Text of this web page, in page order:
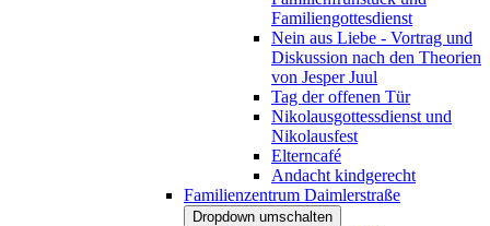
Familiengottesdienst
Nein aus Liebe - Vortrag und
Diskussion nach den Theorien
von Jesper Juul
Tag der offenen Tür
Nikolausgottessdienst und
Nikolausfest
Elterncafé
Andacht kindgerecht
Familienzentrum Daimlerstraße
Dropdown umschalten